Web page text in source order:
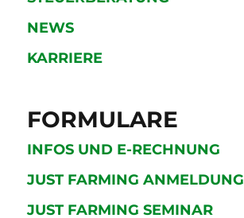
NEWS
KARRIERE
FORMULARE
INFOS UND E-RECHNUNG
JUST FARMING ANMELDUNG
JUST FARMING SEMINAR